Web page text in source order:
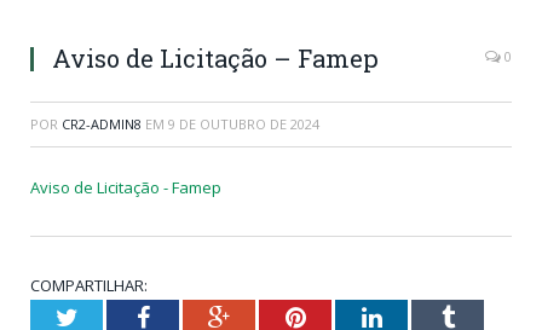
Aviso de Licitação – Famep 0
POR CR2-ADMIN8 EM 9 DE OUTUBRO DE 2024
Aviso de Licitação - Famep
COMPARTILHAR:
TwitterFacebookGoogle+PinterestLinkedInTumblr